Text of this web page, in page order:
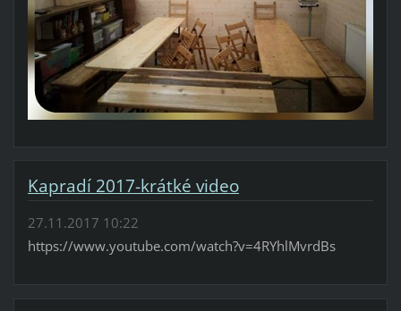
Kapradí 2017-krátké video
27.11.2017 10:22
https://www.youtube.com/watch?v=4RYhlMvrdBs